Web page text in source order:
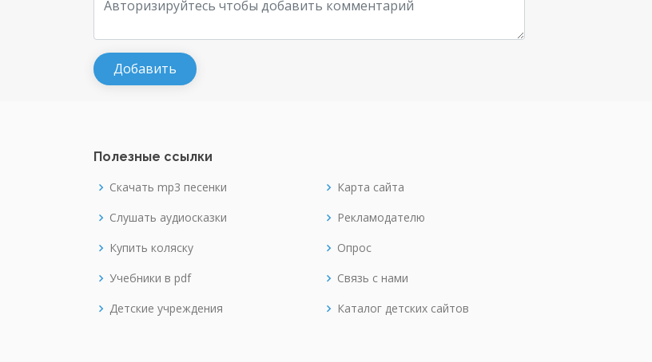
Полезные ссылки
Скачать mp3 песенки
Слушать аудиосказки
Купить коляску
Учебники в pdf
Детские учреждения
Карта сайта
Рекламодателю
Опрос
Связь с нами
Каталог детских сайтов